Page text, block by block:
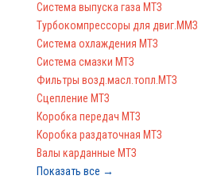
Система выпуска газа МТЗ
Турбокомпрессоры для двиг.ММЗ
Система охлаждения МТЗ
Система смазки МТЗ
Фильтры возд.масл.топл.МТЗ
Сцепление МТЗ
Коробка передач МТЗ
Коробка раздаточная МТЗ
Валы карданные МТЗ
Показать все →